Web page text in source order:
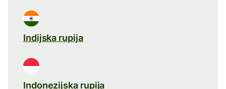
Indijska rupija
Indonezijska rupija